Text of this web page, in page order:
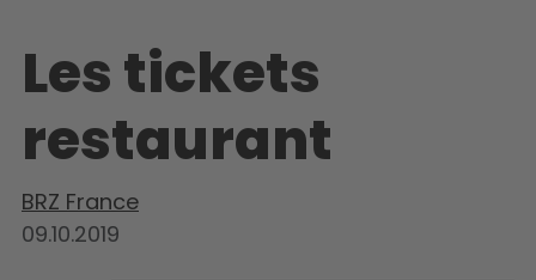
Les tickets
restaurant
BRZ France
09.10.2019